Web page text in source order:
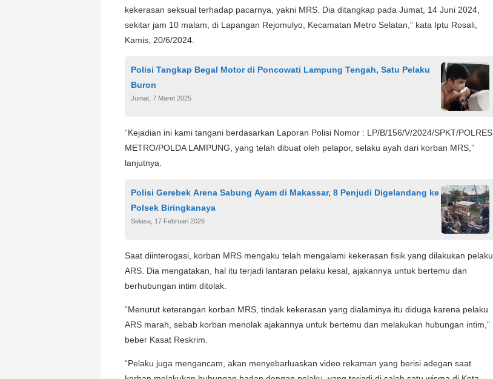
kekerasan seksual terhadap pacarnya, yakni MRS. Dia ditangkap pada Jumat, 14 Juni 2024,
sekitar jam 10 malam, di Lapangan Rejomulyo, Kecamatan Metro Selatan,” kata Iptu Rosali,
Kamis, 20/6/2024.
Polisi Tangkap Begal Motor di Poncowati Lampung Tengah, Satu Pelaku
Buron
Jumat, 7 Maret 2025
“Kejadian ini kami tangani berdasarkan Laporan Polisi Nomor : LP/B/156/V/2024/SPKT/POLRES
METRO/POLDA LAMPUNG, yang telah dibuat oleh pelapor, selaku ayah dari korban MRS,”
lanjutnya.
Polisi Gerebek Arena Sabung Ayam di Makassar, 8 Penjudi Digelandang ke
Polsek Biringkanaya
Selasa, 17 Februari 2026
Saat diinterogasi, korban MRS mengaku telah mengalami kekerasan fisik yang dilakukan pelaku
ARS. Dia mengatakan, hal itu terjadi lantaran pelaku kesal, ajakannya untuk bertemu dan
berhubungan intim ditolak.
“Menurut keterangan korban MRS, tindak kekerasan yang dialaminya itu diduga karena pelaku
ARS marah, sebab korban menolak ajakannya untuk bertemu dan melakukan hubungan intim,”
beber Kasat Reskrim.
“Pelaku juga mengancam, akan menyebarluaskan video rekaman yang berisi adegan saat